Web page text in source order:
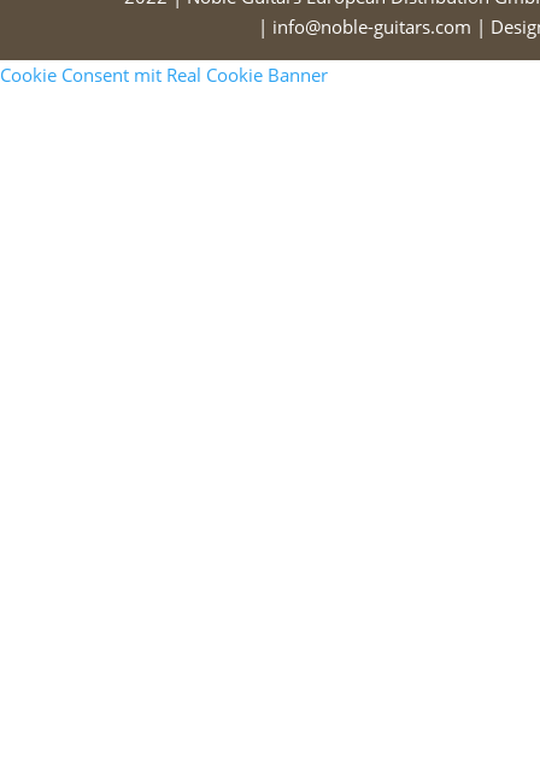
| info@noble-guitars.com |
Cookie Consent mit Real Cookie Banner